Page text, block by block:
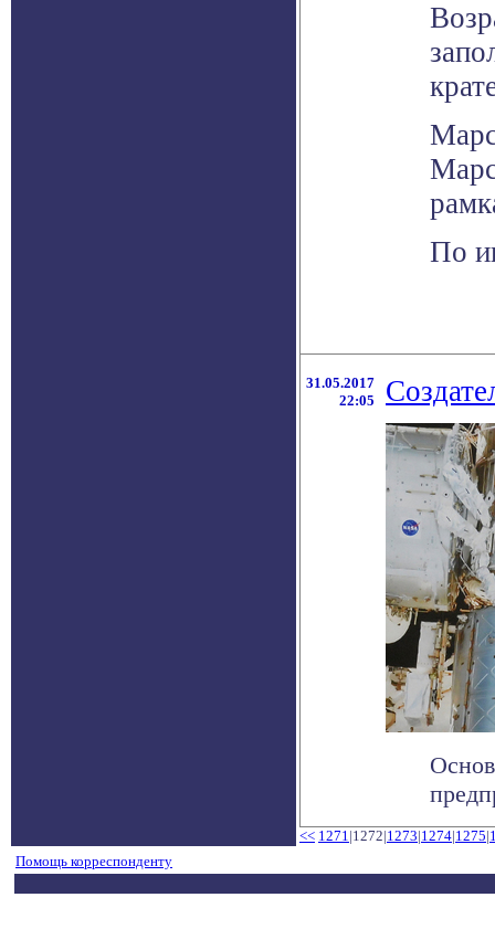
По
31.05.2017
22:05
<< 1271|1272|1273|1274|1275|
Помощь корреспонденту